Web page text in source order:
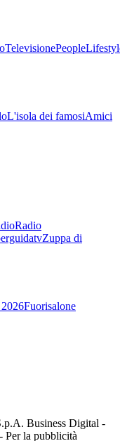
TelevisionePeople
L'isola dei famosiAmici
Radio
Zuppa di
Fuorisalone
Business Digital -
Per la pubblicità